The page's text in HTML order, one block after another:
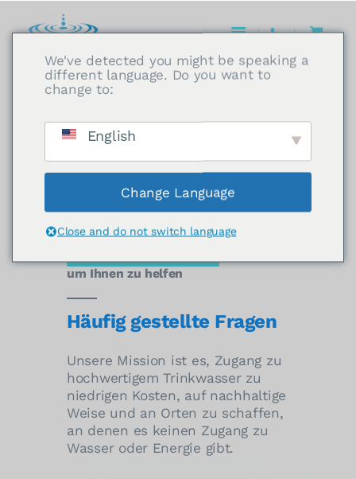
Modelle vergleichen
Wir möchten Ihnen die
bestmögliche Lösung für Ihre
Bedürfnisse bieten, also
vergleichen Sie!
um Ihnen zu helfen
Häufig gestellte Fragen
Unsere Mission ist es, Zugang zu
hochwertigem Trinkwasser zu
niedrigen Kosten, auf nachhaltige
Weise und an Orten zu schaffen,
an denen es keinen Zugang zu
Wasser oder Energie gibt.
We've detected you might be speaking a
different language. Do you want to
change to:
English
Change Language
Close and do not switch language